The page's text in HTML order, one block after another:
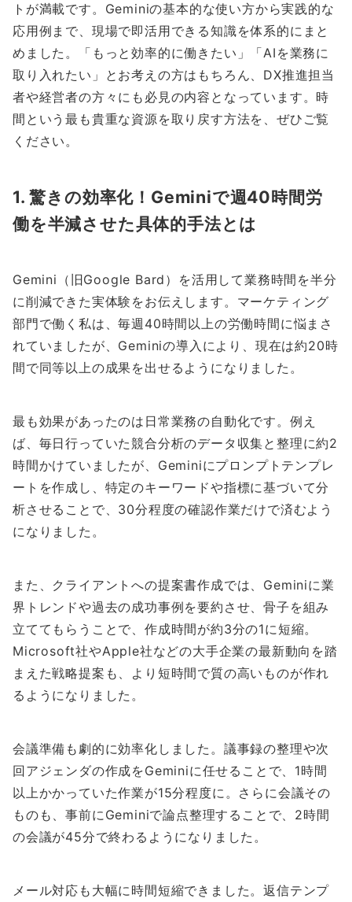
トが満載です。Geminiの基本的な使い方から実践的な
応用例まで、現場で即活用できる知識を体系的にまと
めました。「もっと効率的に働きたい」「AIを業務に
取り入れたい」とお考えの方はもちろん、DX推進担当
者や経営者の方々にも必見の内容となっています。時
間という最も貴重な資源を取り戻す方法を、ぜひご覧
ください。
1. 驚きの効率化！Geminiで週40時間労
働を半減させた具体的手法とは
Gemini（旧Google Bard）を活用して業務時間を半分
に削減できた実体験をお伝えします。マーケティング
部門で働く私は、毎週40時間以上の労働時間に悩まさ
れていましたが、Geminiの導入により、現在は約20時
間で同等以上の成果を出せるようになりました。
最も効果があったのは日常業務の自動化です。例え
ば、毎日行っていた競合分析のデータ収集と整理に約2
時間かけていましたが、Geminiにプロンプトテンプレ
ートを作成し、特定のキーワードや指標に基づいて分
析させることで、30分程度の確認作業だけで済むよう
になりました。
また、クライアントへの提案書作成では、Geminiに業
界トレンドや過去の成功事例を要約させ、骨子を組み
立ててもらうことで、作成時間が約3分の1に短縮。
Microsoft社やApple社などの大手企業の最新動向を踏
まえた戦略提案も、より短時間で質の高いものが作れ
るようになりました。
会議準備も劇的に効率化しました。議事録の整理や次
回アジェンダの作成をGeminiに任せることで、1時間
以上かかっていた作業が15分程度に。さらに会議その
ものも、事前にGeminiで論点整理することで、2時間
の会議が45分で終わるようになりました。
メール対応も大幅に時間短縮できました。返信テンプ